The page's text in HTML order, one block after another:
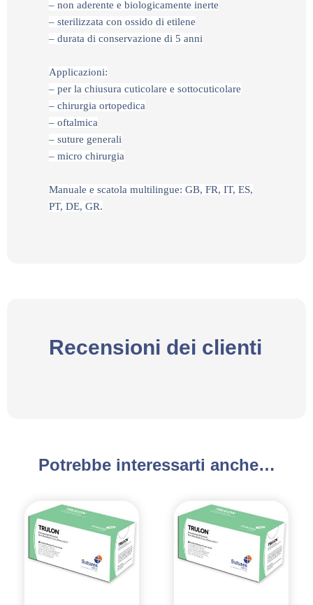
– non aderente e biologicamente inerte
– sterilizzata con ossido di etilene
– durata di conservazione di 5 anni
Applicazioni:
– per la chiusura cuticolare e sottocuticolare
– chirurgia ortopedica
– oftalmica
– suture generali
– micro chirurgia
Manuale e scatola multilingue: GB, FR, IT, ES,
PT, DE, GR.
Recensioni dei clienti
Potrebbe interessarti anche…